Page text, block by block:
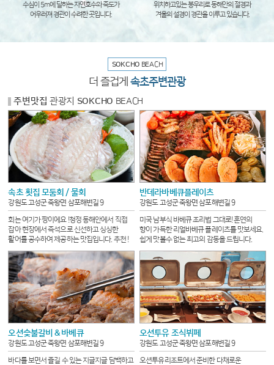
수심이 5m에 달하는 자연호수와 죽도가
어우러져 경관이 수려한 곳입니다.
위치하고있는 봉우리로 동해안의 절경과
겨울의 설경이 경관을 이루고 있습니다.
SOKCHOBEACH
더 즐겁게 속초주변관광
주변맛집 관광지 SOKCHO BEACH
속초 횟집 모둠회 / 물회
강원도 고성군 죽왕면 삼포해변길 9
회는 여기가 짱이에요 !청정 동해안에서 직접
잡아 현장에서 즉석으로 신선하고 싱싱한
활어를 공수하여 제공하는 맛집입니다. 추천 !
반데라바베큐플레이츠
강원도 고성군 죽왕면 삼포해변길 9
미국 남부식 바베큐 조리법 그대로! 훈연의
향이 가득한 리얼바베큐 플레이츠를 맛보세요.
쉽게 맛볼수 없는 최고의 감동을 드립니다.
오션숯불갈비 & 바베큐
강원도 고성군 죽왕면 삼포해변길 9
바다를 보면서 즐길 수 있는 지글지글 담백하고
오션투유 조식뷔페
강원도 고성군 죽왕면 삼포해변길 9
오션투유리조트에서 준비한 다채로운